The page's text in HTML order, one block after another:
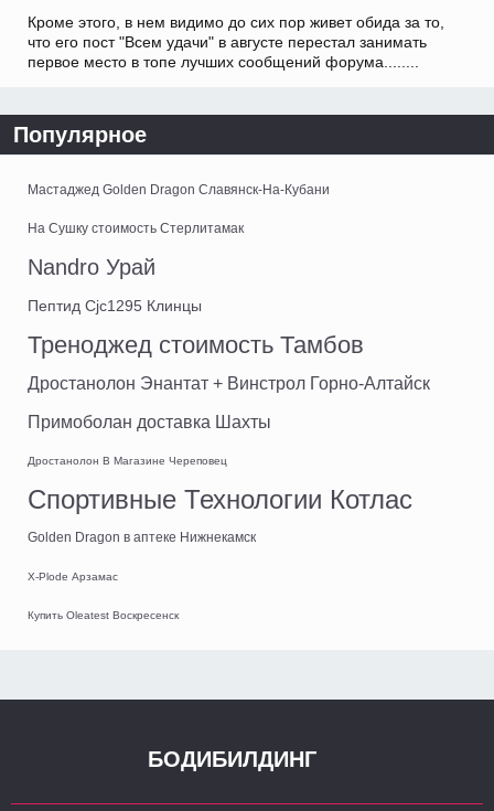
Кроме этого, в нем видимо до сих пор живет обида за то,
что его пост "Всем удачи" в августе перестал занимать
первое место в топе лучших сообщений форума........
Популярное
Мастаджед Golden Dragon Славянск-На-Кубани
На Сушку стоимость Стерлитамак
Nandro Урай
Пептид Cjc1295 Клинцы
Треноджед стоимость Тамбов
Дростанолон Энантат + Винстрол Горно-Алтайск
Примоболан доставка Шахты
Дростанолон В Магазине Череповец
Спортивные Технологии Котлас
Golden Dragon в аптеке Нижнекамск
X-Plode Арзамас
Купить Oleatest Воскресенск
БОДИБИЛДИНГ